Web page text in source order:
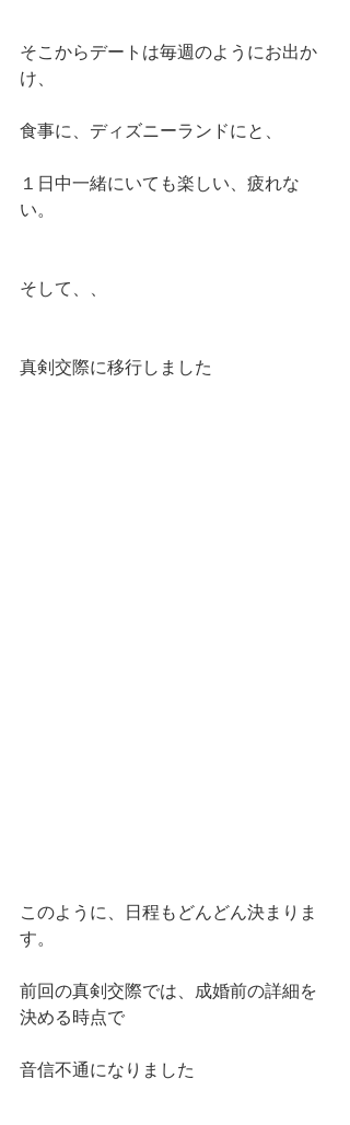
そこからデートは毎週のようにお出か
け、
食事に、ディズニーランドにと、
１日中一緒にいても楽しい、疲れな
い。
そして、、
真剣交際に移行しました
このように、日程もどんどん決まりま
す。
前回の真剣交際では、成婚前の詳細を
決める時点で
音信不通になりました